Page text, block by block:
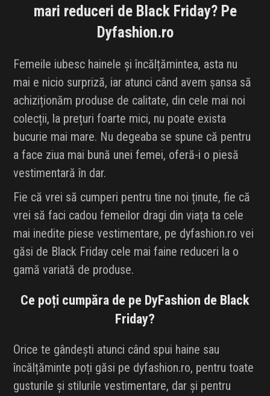
mari reduceri de Black Friday? Pe
Dyfashion.ro
Femeile iubesc hainele și încălțămintea, asta nu
mai e nicio surpriză, iar atunci când avem șansa să
achiziționăm produse de calitate, din cele mai noi
colecții, la prețuri foarte mici, nu poate exista
bucurie mai mare. Nu degeaba se spune că pentru
a face ziua mai bună unei femei, oferă-i o piesă
vestimentară în dar.
Fie că vrei să cumperi pentru tine noi ținute, fie că
vrei să faci cadou femeilor dragi din viața ta cele
mai inedite piese vestimentare, pe dyfashion.ro vei
găsi de Black Friday cele mai faine reduceri la o
gamă variată de produse.
Ce poți cumpăra de pe DyFashion de Black
Friday?
Orice te gândești atunci când spui haine sau
încălțăminte poți găsi pe dyfashion.ro, pentru toate
gusturile și stilurile vestimentare, dar și pentru